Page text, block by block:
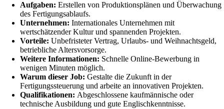
Aufgaben: Erstellen von Produktionsplänen und Überwachung
des Fertigungsablaufs.
Unternehmen: Internationales Unternehmen mit
wertschätzender Kultur und spannenden Projekten.
Vorteile: Unbefristeter Vertrag, Urlaubs- und Weihnachtsgeld,
betriebliche Altersvorsorge.
Weitere Informationen: Schnelle Online-Bewerbung in
wenigen Minuten möglich.
Warum dieser Job: Gestalte die Zukunft in der
Fertigungssteuerung und arbeite an innovativen Projekten.
Qualifikationen: Abgeschlossene kaufmännische oder
technische Ausbildung und gute Englischkenntnisse.